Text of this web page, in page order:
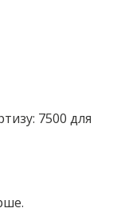
7500 для